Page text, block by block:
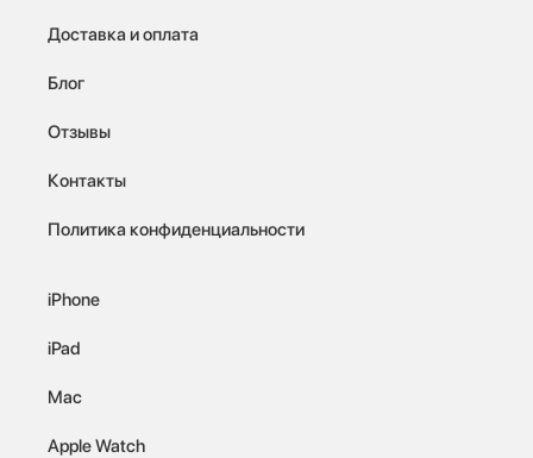
Доставка и оплата
Блог
Отзывы
Контакты
Политика конфиденциальности
iPhone
iPad
Mac
Apple Watch